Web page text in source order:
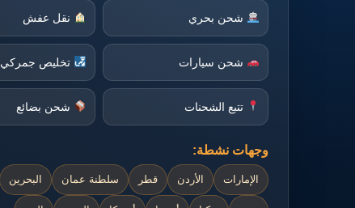
شحن بحري نقل عفش
شحن سيارات تخليص جمركي
تتبع الشحنات شحن بضائع
وجهات نشطة:
الإمارات الأردن قطر سلطنة عمان البحرين